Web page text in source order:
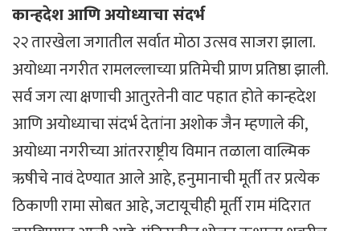
कान्हदेश आणि अयोध्याचा संदर्भ
२२ तारखेला जगातील सर्वात मोठा उत्सव साजरा झाला.
अयोध्या नगरीत रामलल्लाच्या प्रतिमेची प्राण प्रतिष्ठा झाली.
सर्व जग त्या क्षणाची आतुरतेनी वाट पहात होते कान्हदेश
आणि अयोध्याचा संदर्भ देतांना अशोक जैन म्हणाले की,
अयोध्या नगरीच्या आंतरराष्ट्रीय विमान तळाला वाल्मिक
ऋषीचे नावं देण्यात आले आहे, हनुमानाची मूर्ती तर प्रत्येक
ठिकाणी रामा सोबत आहे, जटायूचीही मूर्ती राम मंदिरात